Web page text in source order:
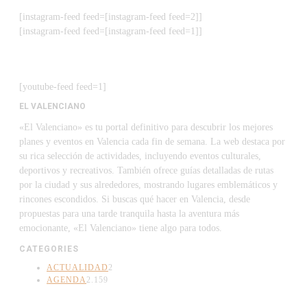
[instagram-feed feed=[instagram-feed feed=2]]
[instagram-feed feed=[instagram-feed feed=1]]
[youtube-feed feed=1]
EL VALENCIANO
«El Valenciano» es tu portal definitivo para descubrir los mejores
planes y eventos en Valencia cada fin de semana. La web destaca por
su rica selección de actividades, incluyendo eventos culturales,
deportivos y recreativos. También ofrece guías detalladas de rutas
por la ciudad y sus alrededores, mostrando lugares emblemáticos y
rincones escondidos. Si buscas qué hacer en Valencia, desde
propuestas para una tarde tranquila hasta la aventura más
emocionante, «El Valenciano» tiene algo para todos.
CATEGORIES
ACTUALIDAD 2
AGENDA2.159